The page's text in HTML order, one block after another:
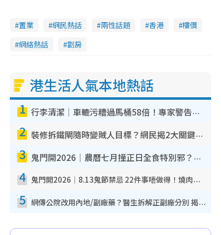
置業 網民熱話 兩性話題 香港
樓價
網絡熱話
劏房
港生活人氣本地熱話
1 行李清潔｜車轆污糟過馬桶58倍！專家警告忌用酒精抹 教1招免污手除菌
2 裝修拆鐵閘隨時變賊人目標？網民揭2大關鍵用途：裝新式等於白裝？附新舊鐵閘分別
3 鬼門開2026｜農曆七月撞正日全食特別邪？專家警告切忌做一事！揭4大禁忌+2招保平安
4 鬼門開2026｜8.13鬼節禁忌 22件事唔做得！燒肉、刺身要少食？半夜勿吹口哨/打呢個電話
5 網傳公院改用內地/副廠藥？醫生拆解正副廠分別 揭4類人換藥隨時出事